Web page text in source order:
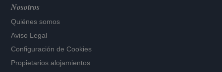
Nosotros
Quiénes somos
Aviso Legal
Configuración de Cookies
Propietarios alojamientos